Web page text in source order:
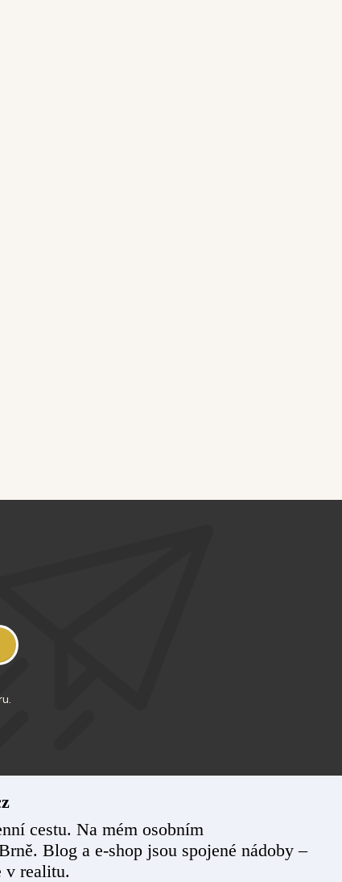
cestu. Na mém osobním
Blog a e-shop jsou spojené nádoby –
v realitu.